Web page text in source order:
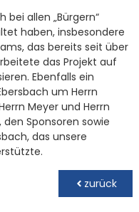
allen „Bürgern“
haben, insbesondere
das bereits seit über
das Projekt auf
Ebenfalls ein
um Herrn
Meyer und Herrn
Sponsoren sowie
das unsere
zurück